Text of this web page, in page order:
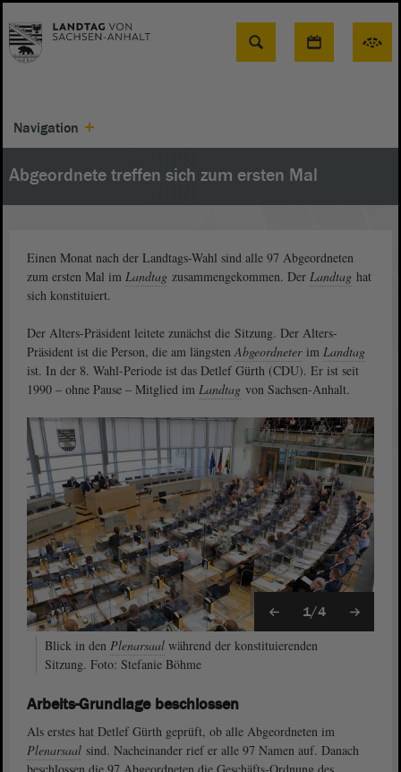
Suche
Navigation
Abgeordnete treffen sich zum ersten Mal
Einen Monat nach der Landtags-Wahl sind alle 97 Abgeordneten
zum ersten Mal im Landtag zusammengekommen. Der Landtag hat
sich konstituiert.
Der Alters-Präsident leitete zunächst die Sitzung. Der Alters-
Präsident ist die Person, die am längstenAbgeordneter im Landtag
ist. In der 8. Wahl-Periode ist das Detlef Gürth (CDU). Er ist seit
1990 – ohne Pause – Mitglied im Landtag von Sachsen-Anhalt.
1/4
Blick in den Plenarsaal während der konstituierenden
Sitzung. Foto: Stefanie Böhme
Arbeits-Grundlage beschlossen
Als erstes hat Detlef Gürth geprüft, ob alle Abgeordneten im
Plenarsaal sind. Nacheinander rief er alle 97 Namen auf. Danach